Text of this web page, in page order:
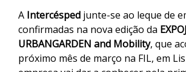
A Intercésped junte-se ao leque de
confirmadas na nova edição da
URBANGARDEN and Mobility, que
próximo mês de março na FIL, em